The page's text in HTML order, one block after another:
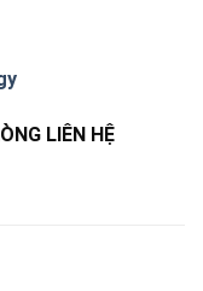
LIÊN HỆ